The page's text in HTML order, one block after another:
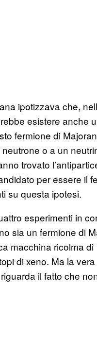
ipotizzava che,
esistere anche
fermione di
o a un
trovato
per essere il
su questa ipotesi.
esperimenti in
sia un fermione di
macchina ricolma
di xeno. Ma la
il fatto che